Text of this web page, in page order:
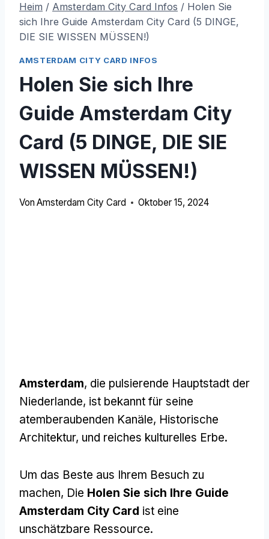
Heim / Amsterdam City Card Infos / Holen Sie
sich Ihre Guide Amsterdam City Card (5 DINGE,
DIE SIE WISSEN MÜSSEN!)
AMSTERDAM CITY CARD INFOS
Holen Sie sich Ihre
Guide Amsterdam City
Card (5 DINGE, DIE SIE
WISSEN MÜSSEN!)
Von Amsterdam City Card Oktober 15, 2024
Amsterdam, die pulsierende Hauptstadt der
Niederlande, ist bekannt für seine
atemberaubenden Kanäle, Historische
Architektur, und reiches kulturelles Erbe.
Um das Beste aus Ihrem Besuch zu
machen, Die Holen Sie sich Ihre Guide
Amsterdam City Card ist eine
unschätzbare Ressource.